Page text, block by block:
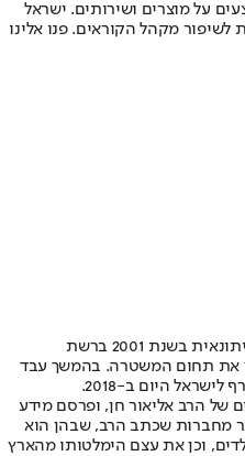
על מוצרים ושירותים. ישראל
לשיפור מקהל הקוראים. פנו אלינו
כתב אזור השרון. התחיל את דרכו העיתונאית בשנת 2001 ברשת
את תחום המשטרה. בהמשך עבד
של הרב אליאור חן, ופרסם מידע
מחברות שכתב הרב, שבהן הוא
וכן את עצם הימלטותו מהארץ